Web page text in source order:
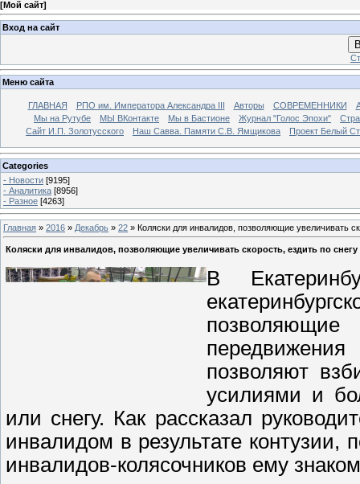
[Мой сайт]
Вход на сайт
Меню сайта
ГЛАВНАЯ РПО им. Императора Александра III Авторы СОВРЕМЕННИКИ
Мы на Рутубе
МЫ ВКонтакте Мы в Бастионе Журнал "Голос Эпохи"
Сайт И.П. Золотусского
Наш Савва. Памяти С.В. Ямщикова Проект Белый
Categories
- Новости [9195]
- Аналитика [8956]
- Разное [4263]
Главная » 2016 » Декабрь » 22 » Коляски для инвалидов, позволяющие увеличивать
Коляски для инвалидов, позволяющие увеличивать скорость, ездить по
В
позволяющие
позволяют
усилиями и
или снегу. Как рассказал
инвалидом в результате
инвалидов-колясочников ему